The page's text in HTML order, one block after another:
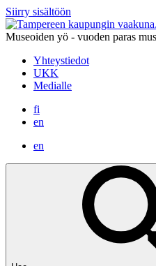
Siirry sisältöön
Museoiden yö - vuoden paras
Yhteystiedot
UKK
Medialle
fi
en
en